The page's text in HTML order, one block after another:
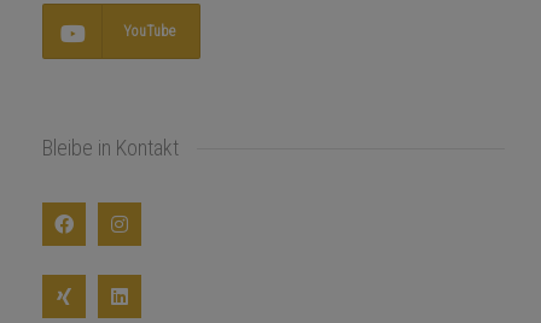
YouTube
Bleibe in Kontakt